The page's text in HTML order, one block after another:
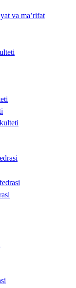
va ma’rifat